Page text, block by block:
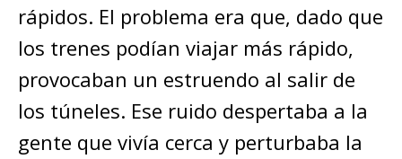
rápidos. El problema era que, dado que
los trenes podían viajar más rápido,
provocaban un estruendo al salir de
los túneles. Ese ruido despertaba a la
gente que vivía cerca y perturbaba la